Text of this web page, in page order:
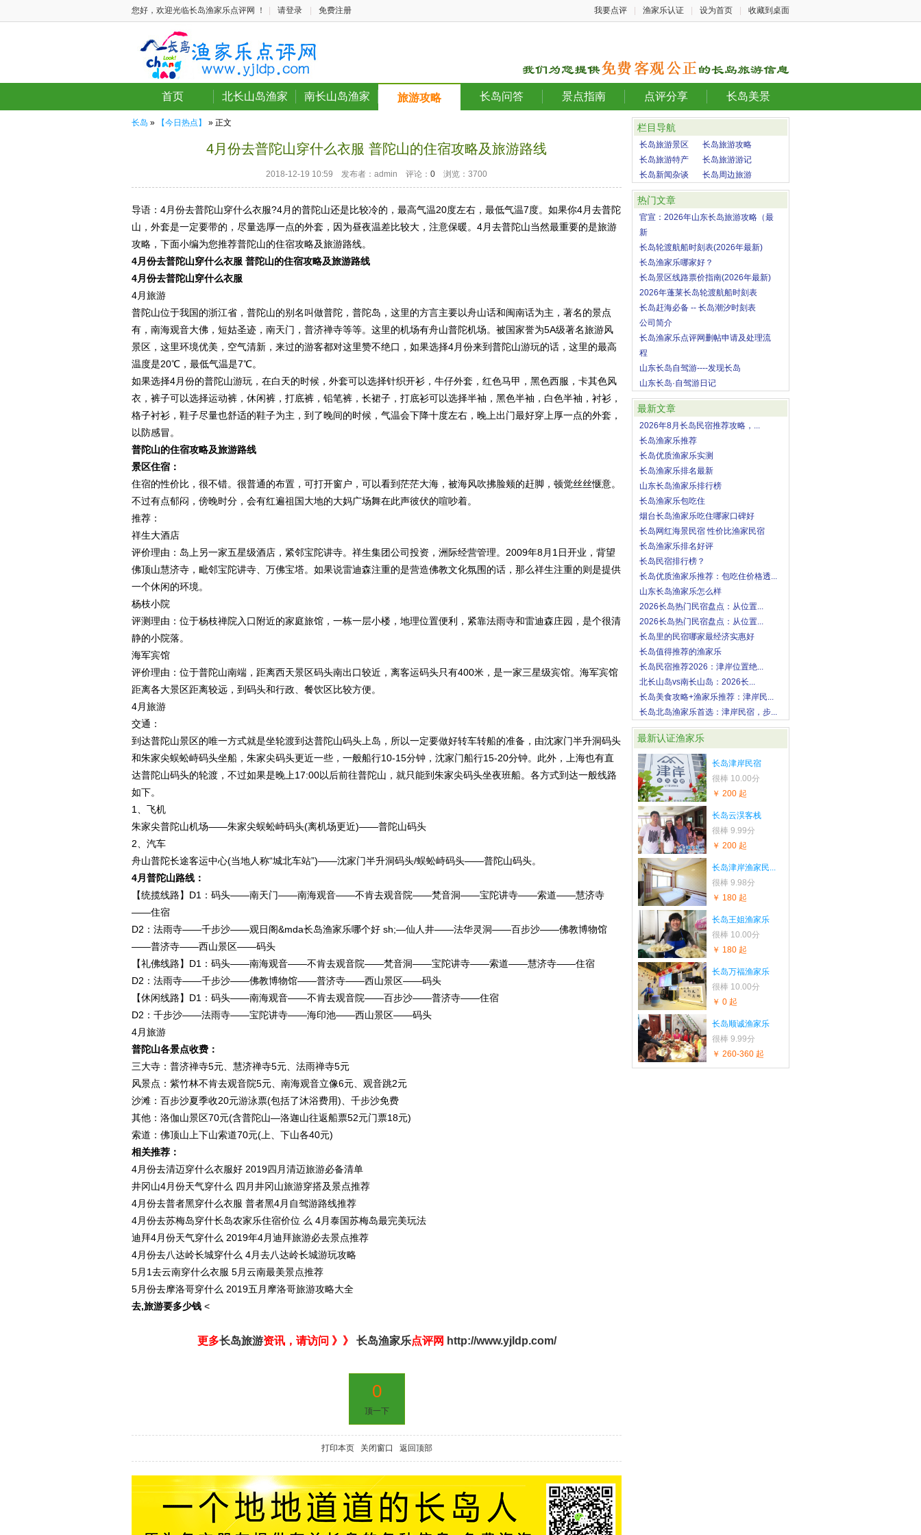
您好，欢迎光临长岛渔家乐点评网 ！ 请登录 免费注册 我要点评 渔家乐认证 设为首页 收藏到桌面
首页 北长山岛渔家 南长山岛渔家 旅游攻略 长岛问答 景点指南 点评分享 长岛美景
长岛 » 【今日热点】 » 正文
4月份去普陀山穿什么衣服 普陀山的住宿攻略及旅游路线
2018-12-19 10:59 发布者：admin 评论： 0 浏览：3700
导语：4月份去普陀山穿什么衣服?4月的普陀山还是比较冷的，最高气温20度左右，最低气温7度。如果你4月去普陀
山，外套是一定要带的，尽量选厚一点的外套，因为昼夜温差比较大，注意保暖。4月去普陀山当然最重要的是旅游
攻略，下面小编为您推荐普陀山的住宿攻略及旅游路线。
4月份去普陀山穿什么衣服 普陀山的住宿攻略及旅游路线
4月份去普陀山穿什么衣服
4月旅游
普陀山位于我国的浙江省，普陀山的别名叫做普陀，普陀岛，这里的方言主要以舟山话和闽南话为主，著名的景点
有，南海观音大佛，短姑圣迹，南天门，普济禅寺等等。这里的机场有舟山普陀机场。被国家誉为5A级著名旅游风
景区，这里环境优美，空气清新，来过的游客都对这里赞不绝口，如果选择4月份来到普陀山游玩的话，这里的最高
温度是20℃，最低气温是7℃。
如果选择4月份的普陀山游玩，在白天的时候，外套可以选择针织开衫，牛仔外套，红色马甲，黑色西服，卡其色风
衣，裤子可以选择运动裤，休闲裤，打底裤，铅笔裤，长裙子，打底衫可以选择半袖，黑色半袖，白色半袖，衬衫，
格子衬衫，鞋子尽量也舒适的鞋子为主，到了晚间的时候，气温会下降十度左右，晚上出门最好穿上厚一点的外套，
以防感冒。
普陀山的住宿攻略及旅游路线
景区住宿：
住宿的性价比，很不错。很普通的布置，可打开窗户，可以看到茫茫大海，被海风吹拂脸颊的赶脚，顿觉丝丝惬意。
不过有点郁闷，傍晚时分，会有红遍祖国大地的大妈广场舞在此声彼伏的喧吵着。
推荐：
祥生大酒店
评价理由：岛上另一家五星级酒店，紧邻宝陀讲寺。祥生集团公司投资，洲际经营管理。2009年8月1日开业，背望
佛顶山慧济寺，毗邻宝陀讲寺、万佛宝塔。如果说雷迪森注重的是营造佛教文化氛围的话，那么祥生注重的则是提供
一个休闲的环境。
杨枝小院
评测理由：位于杨枝禅院入口附近的家庭旅馆，一栋一层小楼，地理位置便利，紧靠法雨寺和雷迪森庄园，是个很清
静的小院落。
海军宾馆
评价理由：位于普陀山南端，距离西天景区码头南出口较近，离客运码头只有400米，是一家三星级宾馆。海军宾馆
距离各大景区距离较远，到码头和行政、餐饮区比较方便。
4月旅游
交通：
到达普陀山景区的唯一方式就是坐轮渡到达普陀山码头上岛，所以一定要做好转车转船的准备，由沈家门半升洞码头
和朱家尖蜈蚣峙码头坐船，朱家尖码头更近一些，一般船行10-15分钟，沈家门船行15-20分钟。此外，上海也有直
达普陀山码头的轮渡，不过如果是晚上17:00以后前往普陀山，就只能到朱家尖码头坐夜班船。各方式到达一般线路
如下。
1、飞机
朱家尖普陀山机场——朱家尖蜈蚣峙码头(离机场更近)——普陀山码头
2、汽车
舟山普陀长途客运中心(当地人称“城北车站”)——沈家门半升洞码头/蜈蚣峙码头——普陀山码头。
4月普陀山路线：
【统揽线路】D1：码头——南天门——南海观音——不肯去观音院——梵音洞——宝陀讲寺——索道——慧济寺
——住宿
D2：法雨寺——千步沙——观日阁&mda长岛渔家乐哪个好 sh;—仙人井——法华灵洞——百步沙——佛教博物馆
——普济寺——西山景区——码头
【礼佛线路】D1：码头——南海观音——不肯去观音院——梵音洞——宝陀讲寺——索道——慧济寺——住宿
D2：法雨寺——千步沙——佛教博物馆——普济寺——西山景区——码头
【休闲线路】D1：码头——南海观音——不肯去观音院——百步沙——普济寺——住宿
D2：千步沙——法雨寺——宝陀讲寺——海印池——西山景区——码头
4月旅游
普陀山各景点收费：
三大寺：普济禅寺5元、慧济禅寺5元、法雨禅寺5元
风景点：紫竹林不肯去观音院5元、南海观音立像6元、观音跳2元
沙滩：百步沙夏季收20元游泳票(包括了沐浴费用)、千步沙免费
其他：洛伽山景区70元(含普陀山—洛迦山往返船票52元门票18元)
索道：佛顶山上下山索道70元(上、下山各40元)
相关推荐：
4月份去清迈穿什么衣服好 2019四月清迈旅游必备清单
井冈山4月份天气穿什么 四月井冈山旅游穿搭及景点推荐
4月份去普者黑穿什么衣服 普者黑4月自驾游路线推荐
4月份去苏梅岛穿什长岛农家乐住宿价位 么 4月泰国苏梅岛最完美玩法
迪拜4月份天气穿什么 2019年4月迪拜旅游必去景点推荐
4月份去八达岭长城穿什么 4月去八达岭长城游玩攻略
5月1去云南穿什么衣服 5月云南最美景点推荐
5月份去摩洛哥穿什么 2019五月摩洛哥旅游攻略大全
去,旅游要多少钱 <
更多长岛旅游资讯，请访问 》》 长岛渔家乐点评网 http://www.yjldp.com/
0
顶一下
打印本页 关闭窗口 返回顶部
栏目导航
长岛旅游景区
长岛旅游攻略
长岛旅游特产
长岛旅游游记
长岛新闻杂谈
长岛周边旅游
热门文章
官宣：2026年山东长岛旅游攻略（最
新
长岛轮渡航船时刻表(2026年最新)
长岛渔家乐哪家好？
长岛景区线路票价指南(2026年最新)
2026年蓬莱长岛轮渡航船时刻表
长岛赶海必备 -- 长岛潮汐时刻表
公司简介
长岛渔家乐点评网删帖申请及处理流
程
山东长岛自驾游----发现长岛
山东长岛·自驾游日记
最新文章
2026年8月长岛民宿推荐攻略，...
长岛渔家乐推荐
长岛优质渔家乐实测
长岛渔家乐排名最新
山东长岛渔家乐排行榜
长岛渔家乐包吃住
烟台长岛渔家乐吃住哪家口碑好
长岛网红海景民宿 性价比渔家民宿
长岛渔家乐排名好评
长岛民宿排行榜？
长岛优质渔家乐推荐：包吃住价格透...
山东长岛渔家乐怎么样
2026长岛热门民宿盘点：从位置...
2026长岛热门民宿盘点：从位置...
长岛里的民宿哪家最经济实惠好
长岛值得推荐的渔家乐
长岛民宿推荐2026：津岸位置绝...
北长山岛vs南长山岛：2026长...
长岛美食攻略+渔家乐推荐：津岸民...
长岛北岛渔家乐首选：津岸民宿，步...
最新认证渔家乐
长岛津岸民宿
很棒 10.00分
￥ 200 起
长岛云淏客栈
很棒 9.99分
￥ 200 起
长岛津岸渔家民...
很棒 9.98分
￥ 180 起
长岛王姐渔家乐
很棒 10.00分
￥ 180 起
长岛万福渔家乐
很棒 10.00分
￥ 0 起
长岛顺诚渔家乐
很棒 9.99分
￥ 260-360 起